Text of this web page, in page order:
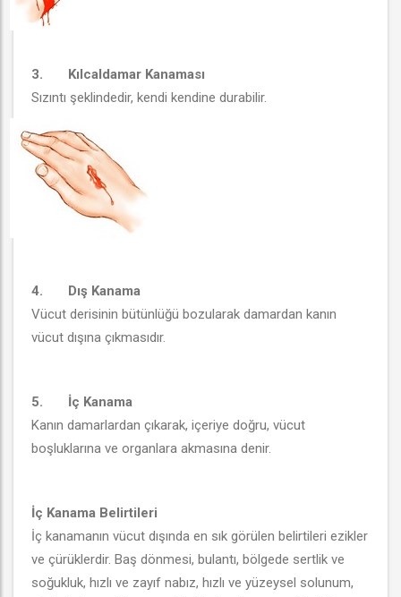
3.
Kılcaldamar Kanaması
Sızıntı şeklindedir, kendi kendine durabilir.
4.
Dış Kanama
Vücut derisinin bütünlüğü bozularak damardan kanın
vücut dışına çıkmasıdır.
5.
İç Kanama
Kanın damarlardan çıkarak, içeriye doğru, vücut
boşluklarına ve organlara akmasına denir.
İç Kanama Belirtileri
İç kanamanın vücut dışında en sık görülen belirtileri ezikler
ve çürüklerdir. Baş dönmesi, bulantı, bölgede sertlik ve
soğukluk, hızlı ve zayıf nabız, hızlı ve yüzeysel solunum,